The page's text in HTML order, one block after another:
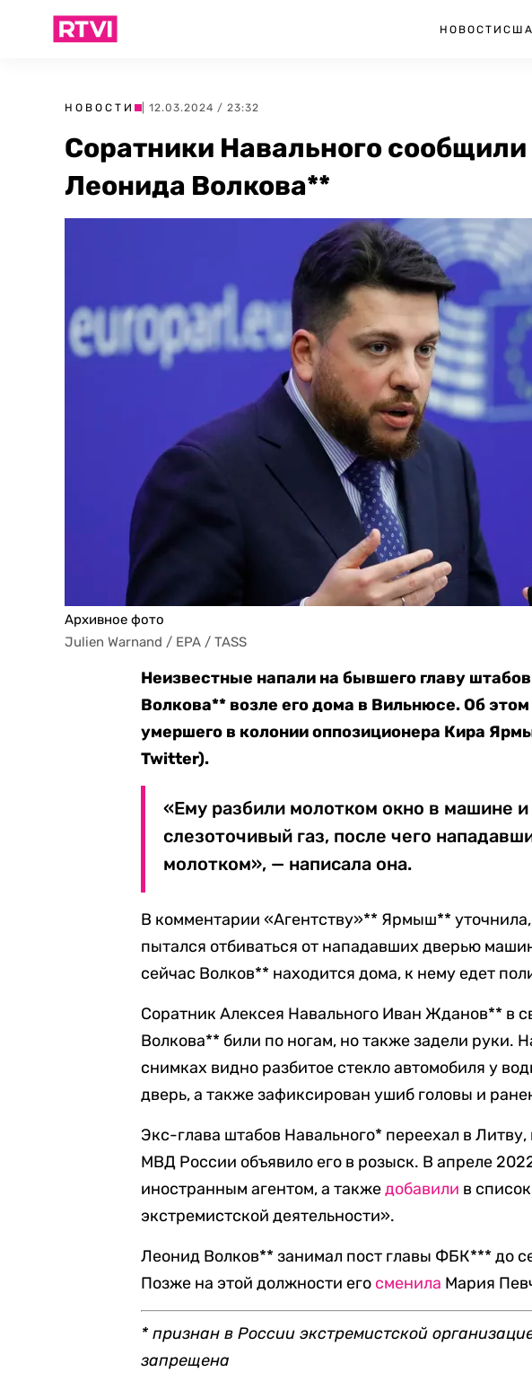
НОВОСТИ США
НОВОСТИ | 12.03.2024 / 23:32
Соратники Навального
Леонида Волкова**
Архивное фото
Julien Warnand / EPA / TASS
Неизвестные напали на бывшего главу
Волкова** возле его дома в Вильнюсе. Об
умершего в колонии оппозиционера Кира
Twitter).
«Ему разбили молотком окно в машине и
слезоточивый газ, после чего
молотком», — написала она.
В комментарии «Агентству»** Ярмыш**
пытался отбиваться от нападавших дверью
сейчас Волков** находится дома, к нему едет
Соратник Алексея Навального Иван Жданов** в
Волкова** били по ногам, но также задели руки.
снимках видно разбитое стекло автомобиля у
дверь, а также зафиксирован ушиб головы и
Экс-глава штабов Навального* переехал в Литву,
МВД России объявило его в розыск. В апреле
иностранным агентом, а такжедобавили в
экстремистской деятельности».
Леонид Волков** занимал пост главы ФБК*** до
Позже на этой должности его сменила Мария
* признан в России экстремистской
запрещена